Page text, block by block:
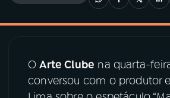
03PROGRAMAÇÃO
04PROGRAMAS
OArte Clube na quarta-
conversou com o produtor